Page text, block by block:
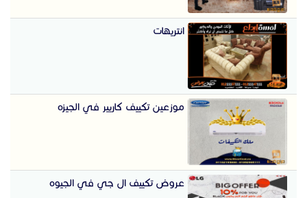
انتريهات
موزعين تكييف كاريير في الجيزه
عروض تكييف ال جي في الجيوه